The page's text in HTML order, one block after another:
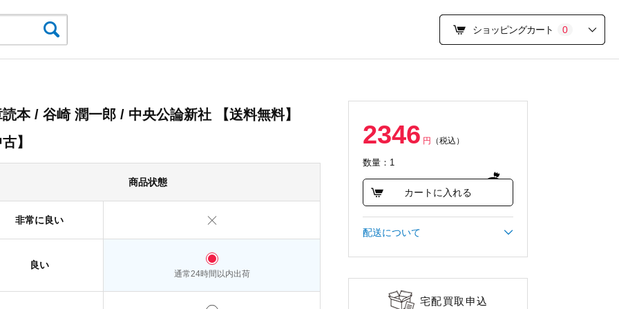
ショッピングカート 0
2346 円 （税込）
数量：1
カートに入れる
配送について
宅配買取申込
本 / 谷崎 潤一郎 / 中央公論新社 【送料無料】
】
商品状態
非常に良い
良い
通常24時間以内出荷